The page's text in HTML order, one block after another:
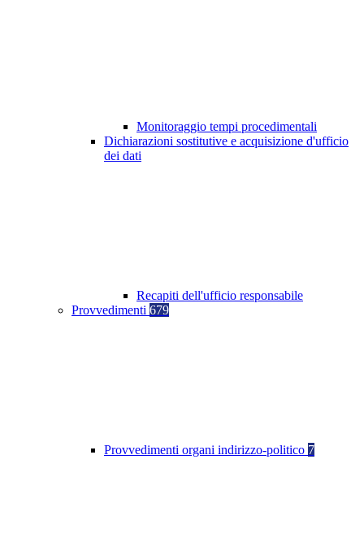
Monitoraggio tempi procedimentali
Dichiarazioni sostitutive e acquisizione d'ufficio
dei dati
Recapiti dell'ufficio responsabile
Provvedimenti 679
Provvedimenti organi indirizzo-politico 7